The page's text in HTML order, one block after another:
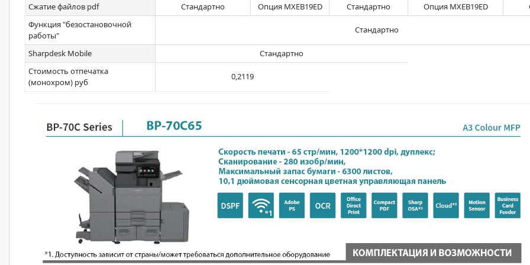
Сжатие файлов pdf
Стандартно Опция MXEB19ED Стандартно Опция MXEB19ED
Функция "безостановочной
работы"
Стандартно
Sharpdesk Mobile
Стандартно
Стоимость отпечатка
(монохром) руб
0,2119